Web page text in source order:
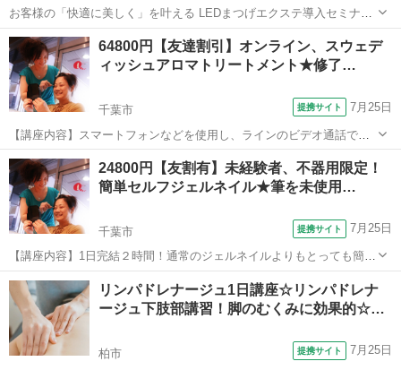
お客様の「快適に美しく」を叶える LEDまつげエクステ導入セミナー
はスクールに来校する＜対面受講＞とテキストデータをお送りして学
ぶ＜オンデマンド受講＞がございます。 LEDまつげエクステの最大の
魅力は「お客様のお悩みを解...
千葉 市川市 メイク
64800円【友達割引】オンライン、スウェデ
ィッシュアロマトリートメント★修了…
千葉市 提携サイト 7月25日
【講座内容】スマートフォンなどを使用し、ラインのビデオ通話でレ
ッスンを行います。少量のアロマオイルを用いて、全身（うつぶせ～
あおむけ）の技術を1日完結７時間程度で、マンツーマンレッスンで学
習できます。実技中心ですが、トラブル...
千葉 千葉市 アロマ
24800円【友割有】未経験者、不器用限定！
簡単セルフジェルネイル★筆を未使用…
千葉市 提携サイト 7月25日
【講座内容】1日完結２時間！通常のジェルネイルよりもとっても簡単
にご自宅でセルフジェルネイルが楽しめるようになるレッスンです。
デザインは決まったチップタイプのジェルからお選びください。未経
験、初心者、不器用、中高年の方向けの...
千葉 千葉市 ネイル
リンパドレナージュ1日講座☆リンパドレナ
ージュ下肢部講習！脚のむくみに効果的☆…
柏市 提携サイト 7月25日